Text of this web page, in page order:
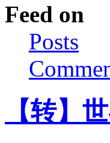
Feed on
Posts
【转】